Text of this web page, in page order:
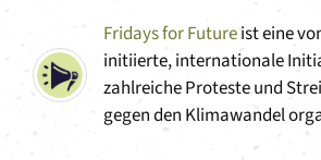
Fridays for Futureist eine
initiierte, internationale
zahlreiche Proteste und
gegen den Klimawandel